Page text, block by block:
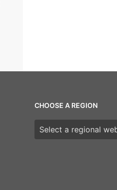
CHOOSE A REGION
Choose a region